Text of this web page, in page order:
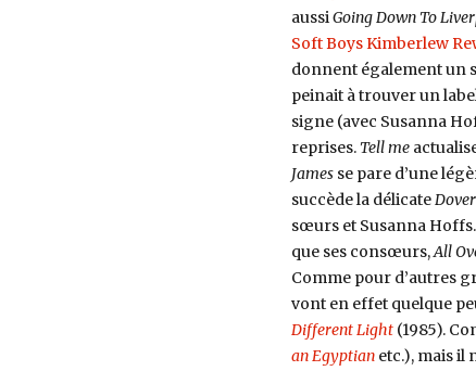
aussiGoing Down To
Soft BoysKimberlew
donnent également un
peinait à trouver un
signe (avec Susanna
reprises. Tell me
James se pare d’une
succède la délicate
sœurs et Susanna
que ses consœurs,All
Comme pour d’autres
vont en effet quelque
Different Light (1985).
an Egyptian etc.), mais il